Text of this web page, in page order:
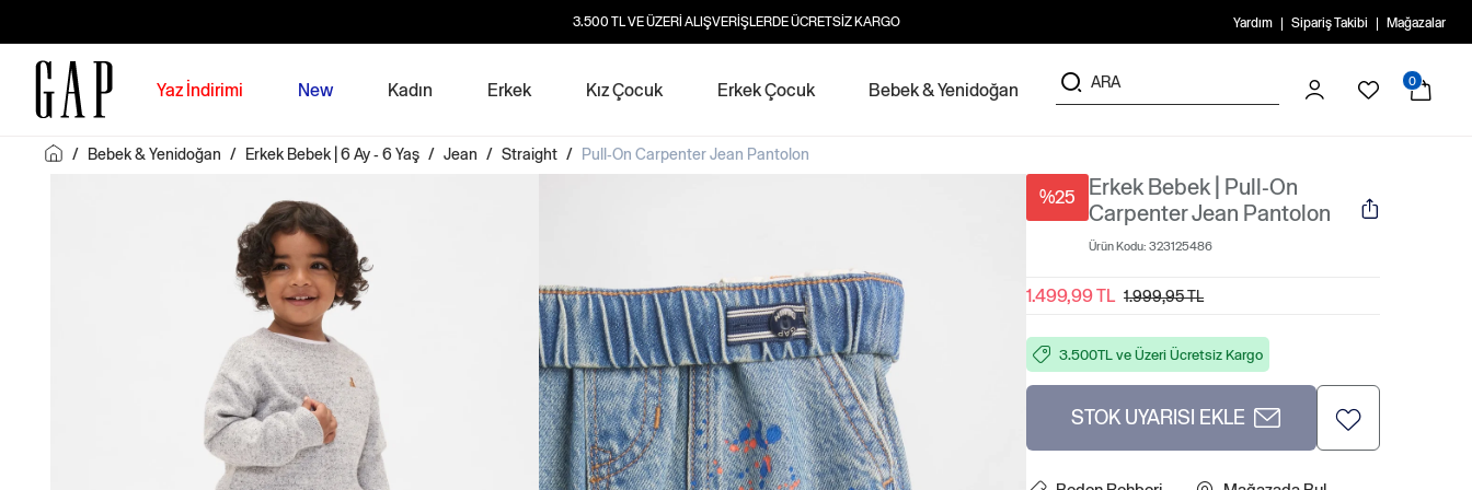
3.500 TL VE ÜZERİ ALIŞVERİŞLERDE ÜCRETSİZ KARGO Yardım Sipariş Takibi Mağazalar
Yaz İndirimi New Kadın Erkek Kız Çocuk Erkek Çocuk Bebek & Yenidoğan 0
/ Bebek & Yenidoğan / Erkek Bebek | 6 Ay - 6 Yaş / Jean / Straight / Pull-On Carpenter Jean Pantolon
%25
Erkek Bebek | Pull-On
Carpenter Jean Pantolon
Ürün Kodu: 323125486
1.499,99 TL 1.999,95 TL
3.500TL ve Üzeri Ücretsiz Kargo
STOK UYARISI EKLE